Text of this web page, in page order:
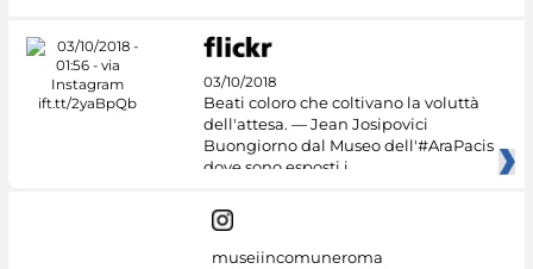
03/10/2018
Beati coloro che coltivano la voluttà
dell'attesa. — Jean Josipovici
Buongiorno dal Museo dell'#AraPacis
dove sono esposti i
museiincomuneroma